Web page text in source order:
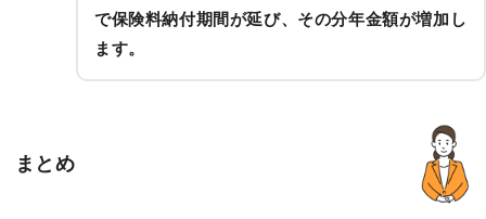
で保険料納付期間が延び、その分年金額が増加し
ます。
まとめ